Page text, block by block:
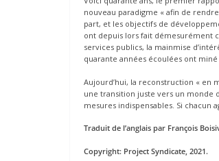
nouveau paradigme « afin de
part, et les objectifs de
ont depuis lors fait démesurément
services publics, la mainmise
quarante années écoulées ont
Aujourd’hui, la reconstruction « en
une transition juste vers un monde
mesures indispensables. Si chacun
Traduit de l’anglais par François
Copyright: Project Syndicate, 2021.